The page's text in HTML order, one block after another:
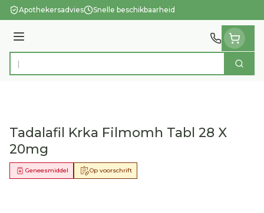
Ga naar de inhoud
Apothekersadvies Snelle beschikbaarheid
Menu
Product, merk, categorie... Zoek
Tadalafil Krka Filmomh Tabl 28 X
20mg
Op voorschrift
Geneesmiddel